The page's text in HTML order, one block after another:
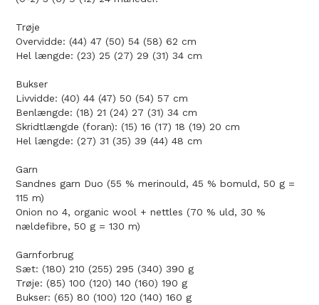
Trøje
Overvidde: (44) 47 (50) 54 (58) 62 cm
Hel længde: (23) 25 (27) 29 (31) 34 cm
Bukser
Livvidde: (40) 44 (47) 50 (54) 57 cm
Benlængde: (18) 21 (24) 27 (31) 34 cm
Skridtlængde (foran): (15) 16 (17) 18 (19) 20 cm
Hel længde: (27) 31 (35) 39 (44) 48 cm
Garn
Sandnes garn Duo (55 % merinould, 45 % bomuld, 50 g =
115 m)
Onion no 4, organic wool + nettles (70 % uld, 30 %
nældefibre, 50 g = 130 m)
Garnforbrug
Sæt: (180) 210 (255) 295 (340) 390 g
Trøje: (85) 100 (120) 140 (160) 190 g
Bukser: (65) 80 (100) 120 (140) 160 g